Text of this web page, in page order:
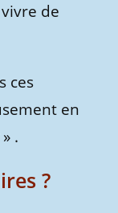
de
ces
en
» .
?